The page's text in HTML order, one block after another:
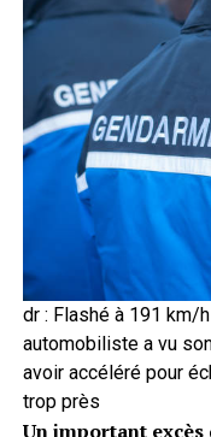
dr : Flashé à 191 km/
automobiliste a vu
avoir accéléré pour
trop près
Un important excès